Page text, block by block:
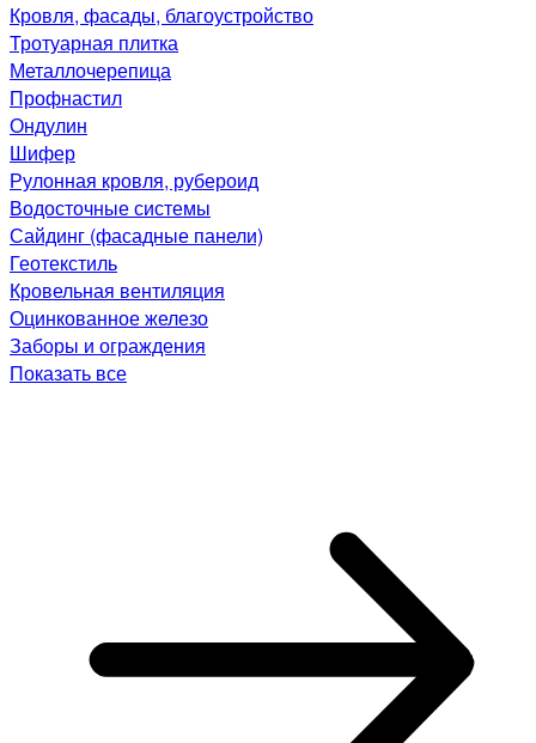
Кровля, фасады, благоустройство
Тротуарная плитка
Металлочерепица
Профнастил
Ондулин
Шифер
Рулонная кровля, рубероид
Водосточные системы
Сайдинг (фасадные панели)
Геотекстиль
Кровельная вентиляция
Оцинкованное железо
Заборы и ограждения
Показать все